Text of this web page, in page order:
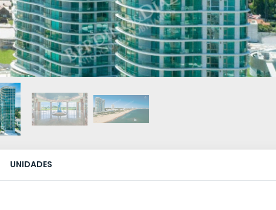
UNIDADES